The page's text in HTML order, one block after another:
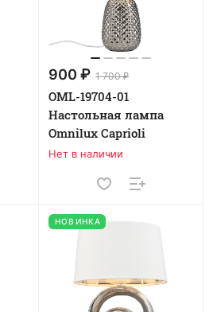
900 ₽ 1 700 ₽
OML-19704-01
Настольная лампа
Omnilux Caprioli
Нет в наличии
НОВИНКА